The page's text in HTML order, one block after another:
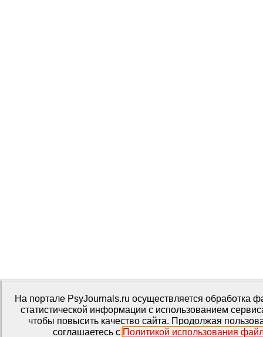
На портале PsyJournals.ru осуществляется обработка
статистической информации с использованием
чтобы повысить качество сайта. Продолжая
соглашаетесь с Политикой использования